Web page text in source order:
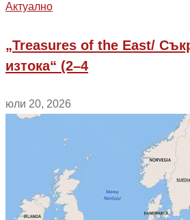
Aктуално
„Treasures of the East/
изтока“ (2–4
юли 20, 2026